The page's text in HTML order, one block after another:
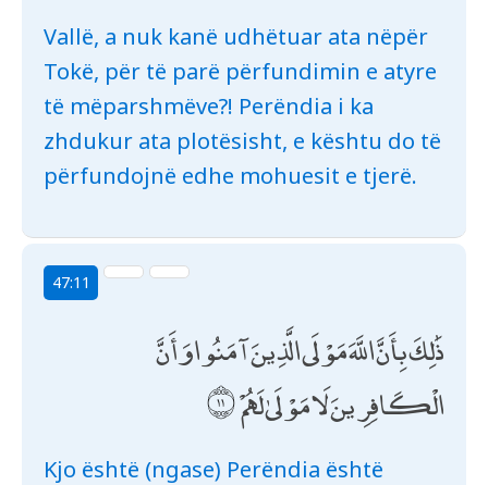
Vallë, a nuk kanë udhëtuar ata nëpër
Tokë, për të parë përfundimin e atyre
të mëparshmëve?! Perëndia i ka
zhdukur ata plotësisht, e kështu do të
përfundojnë edhe mohuesit e tjerë.
47:11
ذَٰلِكَ بِأَنَّ اللَّهَ مَوْلَى الَّذِينَ آمَنُوا وَأَنَّ
الْكَافِرِينَ لَا مَوْلَىٰ لَهُمْ
Kjo është (ngase) Perëndia është